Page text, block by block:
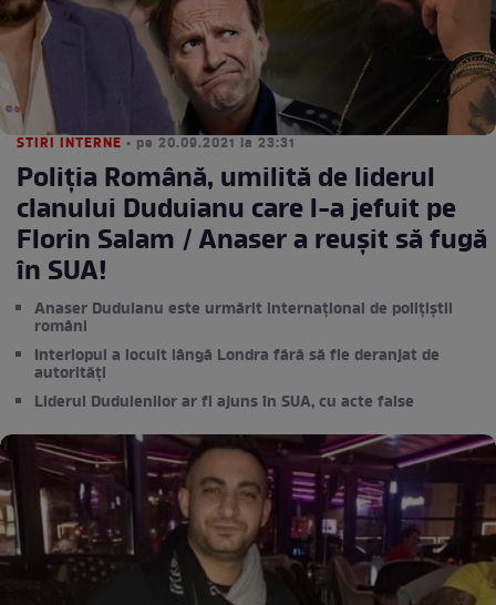
STIRI INTERNE • pe 20.09.2021 la 23:31
Poliția Română, umilită de liderul
clanului Duduianu care l-a jefuit pe
Florin Salam / Anaser a reușit să fugă
în SUA!
Anaser Duduianu este urmărit internațional de polițiștii
români
Interlopul a locuit lângă Londra fără să fie deranjat de
autorități
Liderul Duduienilor ar fi ajuns în SUA, cu acte false